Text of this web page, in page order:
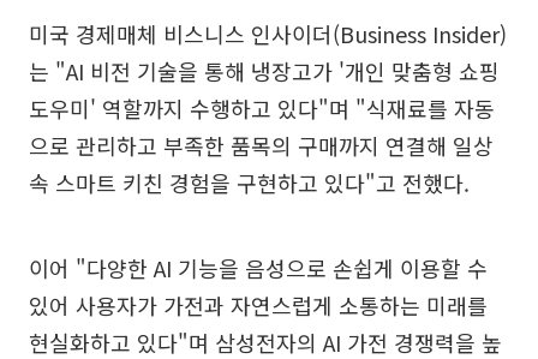
미국 경제매체 비스니스 인사이더(Business Insider)
는 "AI 비전 기술을 통해 냉장고가 '개인 맞춤형 쇼핑
도우미' 역할까지 수행하고 있다"며 "식재료를 자동
으로 관리하고 부족한 품목의 구매까지 연결해 일상
속 스마트 키친 경험을 구현하고 있다"고 전했다.
이어 "다양한 AI 기능을 음성으로 손쉽게 이용할 수
있어 사용자가 가전과 자연스럽게 소통하는 미래를
현실화하고 있다"며 삼성전자의 AI 가전 경쟁력을 높